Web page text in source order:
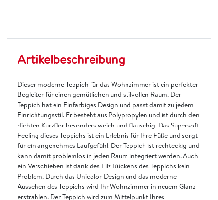
Artikelbeschreibung
Dieser moderne Teppich für das Wohnzimmer ist ein perfekter
Begleiter für einen gemütlichen und stilvollen Raum. Der
Teppich hat ein Einfarbiges Design und passt damit zu jedem
Einrichtungsstil. Er besteht aus Polypropylen und ist durch den
dichten Kurzflor besonders weich und flauschig. Das Supersoft
Feeling dieses Teppichs ist ein Erlebnis für Ihre Füße und sorgt
für ein angenehmes Laufgefühl. Der Teppich ist rechteckig und
kann damit problemlos in jeden Raum integriert werden. Auch
ein Verschieben ist dank des Filz Rückens des Teppichs kein
Problem. Durch das Unicolor-Design und das moderne
Aussehen des Teppichs wird Ihr Wohnzimmer in neuem Glanz
erstrahlen. Der Teppich wird zum Mittelpunkt Ihres